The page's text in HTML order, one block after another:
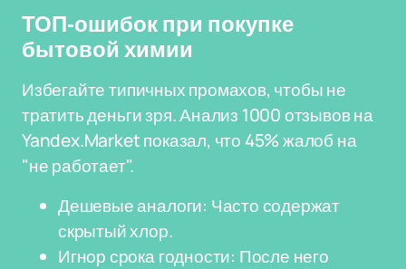
ТОП-ошибок при покупке
бытовой химии
Избегайте типичных промахов, чтобы не
тратить деньги зря. Анализ 1000 отзывов на
Yandex.Market показал, что 45% жалоб на
"не работает".
Дешевые аналоги: Часто содержат
скрытый хлор.
Игнор срока годности: После него